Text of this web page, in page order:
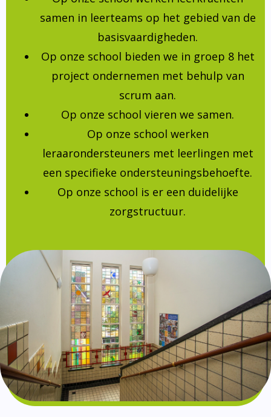
samen in leerteams op het gebied van de
basisvaardigheden.
Op onze school bieden we in groep 8 het
project ondernemen met behulp van
scrum aan.
Op onze school vieren we samen.
Op onze school werken
leraarondersteuners met leerlingen met
een specifieke ondersteuningsbehoefte.
Op onze school is er een duidelijke
zorgstructuur.